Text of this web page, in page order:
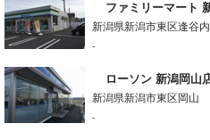
ファミリーマート
新潟県新潟市東区逢谷
-
ローソン 新潟岡山
新潟県新潟市東区岡山
-